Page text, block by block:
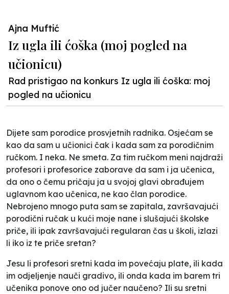
Ajna Muftić
Iz ugla ili ćoška (moj pogled na
učionicu)
Rad pristigao na konkurs Iz ugla ili ćoška: moj
pogled na učionicu
Dijete sam porodice prosvjetnih radnika. Osjećam se
kao da sam u učionici čak i kada sam za porodičnim
ručkom. I neka. Ne smeta. Za tim ručkom meni najdraži
profesori i profesorice zaborave da sam i ja učenica,
da ono o čemu pričaju ja u svojoj glavi obrađujem
uglavnom kao učenica, ne kao član porodice.
Nebrojeno mnogo puta sam se zapitala, završavajući
porodični ručak u kući moje nane i slušajući školske
priče, ili ipak završavajući regularan čas u školi, izlazi
li iko iz te priče sretan?
Jesu li profesori sretni kada im povećaju plate, ili kada
im odjeljenje nauči gradivo, ili onda kada im barem tri
učenika ponove ono od jučer naučeno? Ili su sretni